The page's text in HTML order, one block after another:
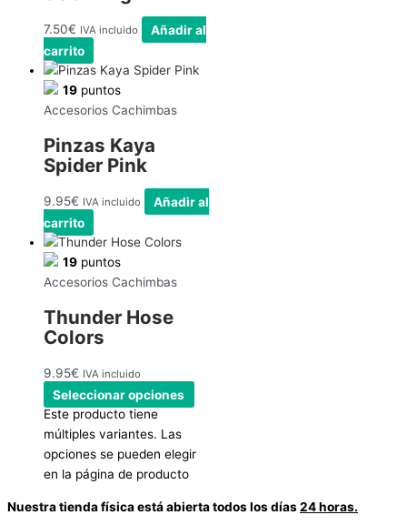
7.50€ IVA incluido
Añadir al
carrito
19 puntos
Accesorios Cachimbas
Pinzas Kaya
Spider Pink
9.95€ IVA incluido
Añadir al
carrito
19 puntos
Accesorios Cachimbas
Thunder Hose
Colors
9.95€ IVA incluido
Seleccionar opciones
Este producto tiene
múltiples variantes. Las
opciones se pueden elegir
en la página de producto
Nuestra tienda física está abierta todos los días24 horas.